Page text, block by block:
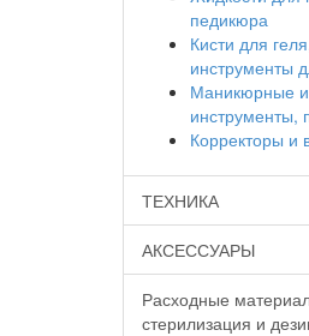
педикюра
Кисти для
инструменты
Маникюрные
инструменты,
Корректоры и
ТЕХНИКА
АКСЕССУАРЫ
Расходные
стерилизация и